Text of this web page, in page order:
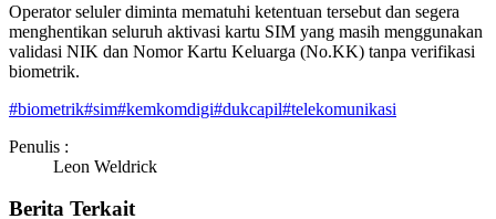
Operator seluler diminta mematuhi ketentuan tersebut dan segera
menghentikan seluruh aktivasi kartu SIM yang masih menggunakan
validasi NIK dan Nomor Kartu Keluarga (No.KK) tanpa verifikasi
biometrik.
#biometrik#sim#kemkomdigi#dukcapil#telekomunikasi
Penulis :
Leon Weldrick
Berita Terkait